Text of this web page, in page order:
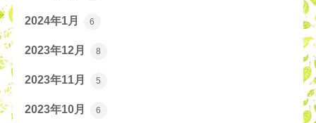
2024年1月 6
2023年12月 8
2023年11月 5
2023年10月 6